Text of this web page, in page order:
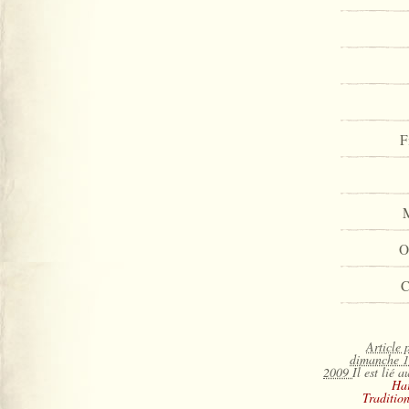
Article
dimanche
2009Il est lié